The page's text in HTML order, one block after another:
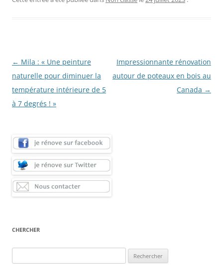
Navigation
des
articles
← Mila : « Une peinture
naturelle pour diminuer la
température intérieure de 5
à 7 degrés ! »
Impressionnante rénovation
autour de poteaux en bois au
Canada →
CHERCHER